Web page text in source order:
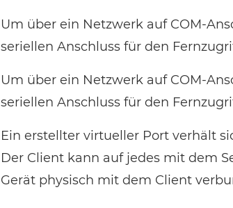
Um über ein Netzwerk auf COM-
seriellen Anschluss für den
Um über ein Netzwerk auf COM-
seriellen Anschluss für den
Ein erstellter virtueller Port verhält
Der Client kann auf jedes mit dem
Gerät physisch mit dem Client